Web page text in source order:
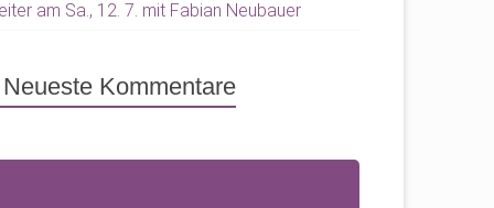
am Sa., 12. 7. mit Fabian Neubauer
Neueste Kommentare